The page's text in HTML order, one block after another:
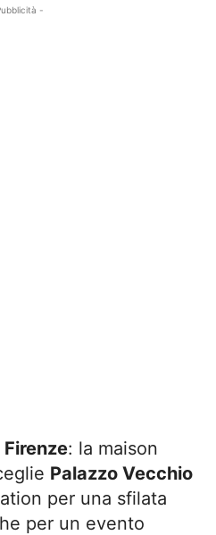
-
Firenze: la maison
Palazzo Vecchio
per una sfilata
per un evento